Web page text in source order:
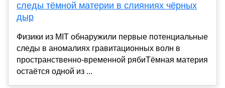
следы тёмной материи в слияниях чёрных
дыр
Физики из MIT обнаружили первые потенциальные
следы в аномалиях гравитационных волн в
пространственно-временной рябиТёмная материя
остаётся одной из ...